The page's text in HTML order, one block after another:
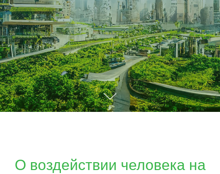
О воздействии человека на